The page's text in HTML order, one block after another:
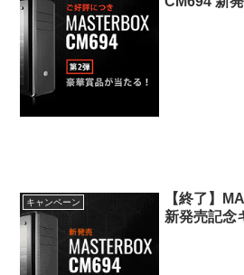
キャンペーン
【終了】
新発売記念